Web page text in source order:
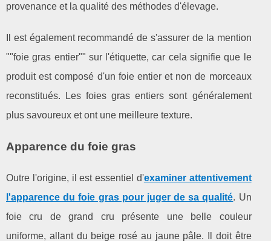
provenance et la qualité des méthodes d'élevage.
Il est également recommandé de s'assurer de la mention
""foie gras entier"" sur l'étiquette, car cela signifie que le
produit est composé d'un foie entier et non de morceaux
reconstitués. Les foies gras entiers sont généralement
plus savoureux et ont une meilleure texture.
Apparence du foie gras
Outre l'origine, il est essentiel d'examiner attentivement
l'apparence du foie gras pour juger de sa qualité. Un
foie cru de grand cru présente une belle couleur
uniforme, allant du beige rosé au jaune pâle. Il doit être